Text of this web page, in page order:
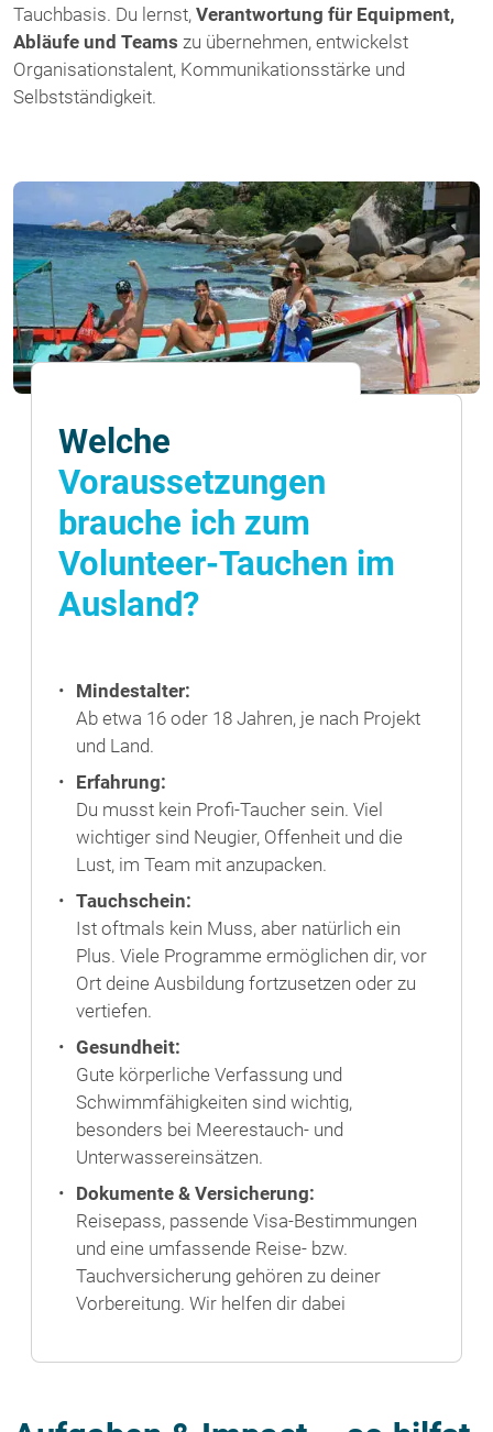
Tauchbasis. Du lernst, Verantwortung für Equipment,
Abläufe und Teams zu übernehmen, entwickelst
Organisationstalent, Kommunikationsstärke und
Selbstständigkeit.
Welche
Voraussetzungen
brauche ich zum
Volunteer-Tauchen im
Ausland?
Mindestalter:
Ab etwa 16 oder 18 Jahren, je nach Projekt
und Land.
Erfahrung:
Du musst kein Profi-Taucher sein. Viel
wichtiger sind Neugier, Offenheit und die
Lust, im Team mit anzupacken.
Tauchschein:
Ist oftmals kein Muss, aber natürlich ein
Plus. Viele Programme ermöglichen dir, vor
Ort deine Ausbildung fortzusetzen oder zu
vertiefen.
Gesundheit:
Gute körperliche Verfassung und
Schwimmfähigkeiten sind wichtig,
besonders bei Meerestauch- und
Unterwassereinsätzen.
Dokumente & Versicherung:
Reisepass, passende Visa-Bestimmungen
und eine umfassende Reise- bzw.
Tauchversicherung gehören zu deiner
Vorbereitung. Wir helfen dir dabei